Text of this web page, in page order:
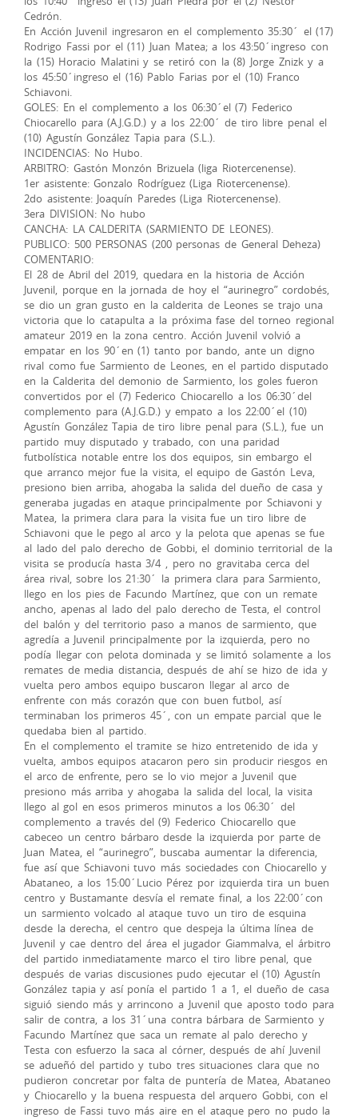
Cedrón.
En Acción Juvenil ingresaron en el complemento 35:30´ el (17)
Rodrigo Fassi por el (11) Juan Matea; a los 43:50´ingreso con
la (15) Horacio Malatini y se retiró con la (8) Jorge Znizk y a
los 45:50´ingreso el (16) Pablo Farias por el (10) Franco
Schiavoni.
GOLES: En el complemento a los 06:30´el (7) Federico
Chiocarello para (A.J.G.D.) y a los 22:00´ de tiro libre penal el
(10) Agustín González Tapia para (S.L.).
INCIDENCIAS: No Hubo.
ARBITRO: Gastón Monzón Brizuela (liga Riotercenense).
1er asistente: Gonzalo Rodríguez (Liga Riotercenense).
2do asistente: Joaquín Paredes (Liga Riotercenense).
3era DIVISION: No hubo
CANCHA: LA CALDERITA (SARMIENTO DE LEONES).
PUBLICO: 500 PERSONAS (200 personas de General Deheza)
COMENTARIO:
El 28 de Abril del 2019, quedara en la historia de Acción
Juvenil, porque en la jornada de hoy el “aurinegro” cordobés,
se dio un gran gusto en la calderita de Leones se trajo una
victoria que lo catapulta a la próxima fase del torneo regional
amateur 2019 en la zona centro. Acción Juvenil volvió a
empatar en los 90´en (1) tanto por bando, ante un digno
rival como fue Sarmiento de Leones, en el partido disputado
en la Calderita del demonio de Sarmiento, los goles fueron
convertidos por el (7) Federico Chiocarello a los 06:30´del
complemento para (A.J.G.D.) y empato a los 22:00´el (10)
Agustín González Tapia de tiro libre penal para (S.L.), fue un
partido muy disputado y trabado, con una paridad
futbolística notable entre los dos equipos, sin embargo el
que arranco mejor fue la visita, el equipo de Gastón Leva,
presiono bien arriba, ahogaba la salida del dueño de casa y
generaba jugadas en ataque principalmente por Schiavoni y
Matea, la primera clara para la visita fue un tiro libre de
Schiavoni que le pego al arco y la pelota que apenas se fue
al lado del palo derecho de Gobbi, el dominio territorial de la
visita se producía hasta 3/4 , pero no gravitaba cerca del
área rival, sobre los 21:30´ la primera clara para Sarmiento,
llego en los pies de Facundo Martínez, que con un remate
ancho, apenas al lado del palo derecho de Testa, el control
del balón y del territorio paso a manos de sarmiento, que
agredía a Juvenil principalmente por la izquierda, pero no
podía llegar con pelota dominada y se limitó solamente a los
remates de media distancia, después de ahí se hizo de ida y
vuelta pero ambos equipo buscaron llegar al arco de
enfrente con más corazón que con buen futbol, así
terminaban los primeros 45´, con un empate parcial que le
quedaba bien al partido.
En el complemento el tramite se hizo entretenido de ida y
vuelta, ambos equipos atacaron pero sin producir riesgos en
el arco de enfrente, pero se lo vio mejor a Juvenil que
presiono más arriba y ahogaba la salida del local, la visita
llego al gol en esos primeros minutos a los 06:30´ del
complemento a través del (9) Federico Chiocarello que
cabeceo un centro bárbaro desde la izquierda por parte de
Juan Matea, el “aurinegro”, buscaba aumentar la diferencia,
fue así que Schiavoni tuvo más sociedades con Chiocarello y
Abataneo, a los 15:00´Lucio Pérez por izquierda tira un buen
centro y Bustamante desvía el remate final, a los 22:00´con
un sarmiento volcado al ataque tuvo un tiro de esquina
desde la derecha, el centro que despeja la última línea de
Juvenil y cae dentro del área el jugador Giammalva, el árbitro
del partido inmediatamente marco el tiro libre penal, que
después de varias discusiones pudo ejecutar el (10) Agustín
González tapia y así ponía el partido 1 a 1, el dueño de casa
siguió siendo más y arrincono a Juvenil que aposto todo para
salir de contra, a los 31´una contra bárbara de Sarmiento y
Facundo Martínez que saca un remate al palo derecho y
Testa con esfuerzo la saca al córner, después de ahí Juvenil
se adueñó del partido y tubo tres situaciones clara que no
pudieron concretar por falta de puntería de Matea, Abataneo
y Chiocarello y la buena respuesta del arquero Gobbi, con el
ingreso de Fassi tuvo más aire en el ataque pero no pudo la